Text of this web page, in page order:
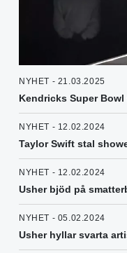
NYHET - 21.03.2025
Kendricks Super
NYHET - 12.02.2024
Taylor Swift stal
NYHET - 12.02.2024
Usher bjöd på
NYHET - 05.02.2024
Usher hyllar svarta